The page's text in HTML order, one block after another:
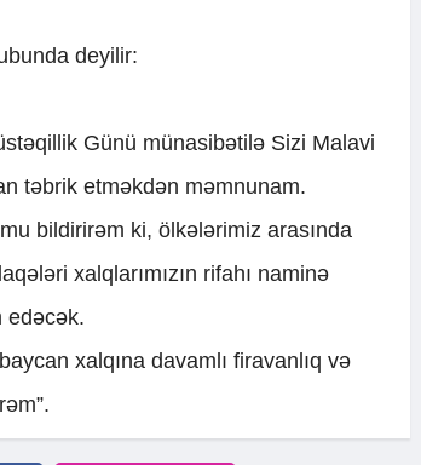
deyilir:
Günü münasibətilə Sizi Malavi
təbrik etməkdən məmnunam.
bildirirəm ki, ölkələrimiz arasında
xalqlarımızın rifahı naminə
edəcək.
xalqına davamlı firavanlıq və